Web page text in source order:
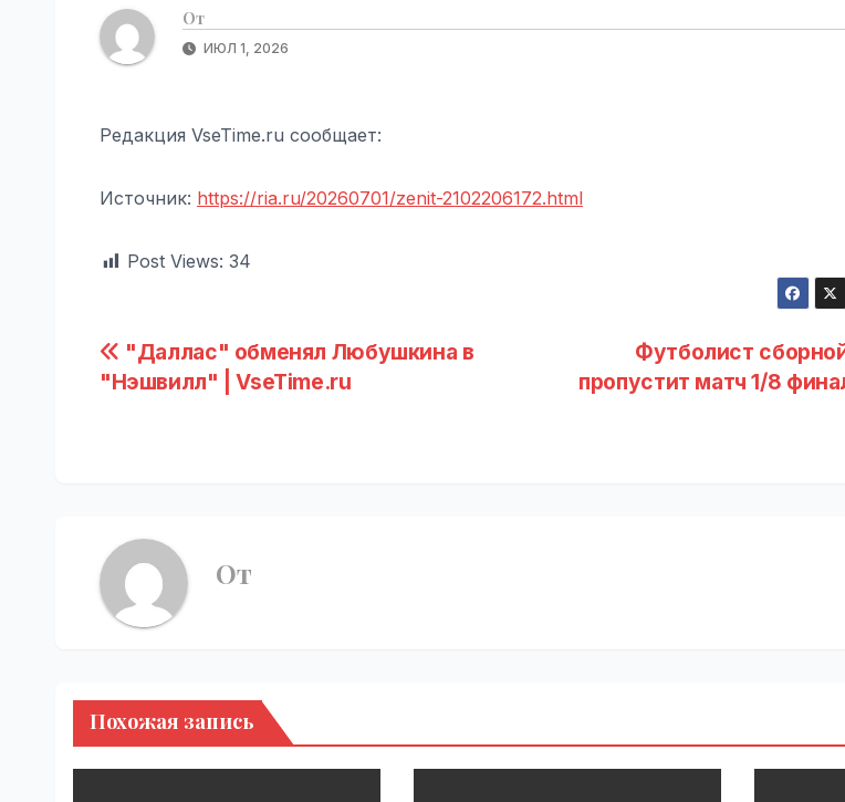
От
ИЮЛ 1, 2026
Редакция VseTime.ru сообщает:
Источник: https://ria.ru/20260701/zenit-2102206172.html
Post Views: 34
Навигация
по
Футболист
пропустит матч 1/8
"Даллас" обменял Любушкина в
"Нэшвилл" | VseTime.ru
От
Похожая запись